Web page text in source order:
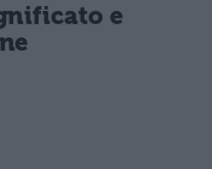
e